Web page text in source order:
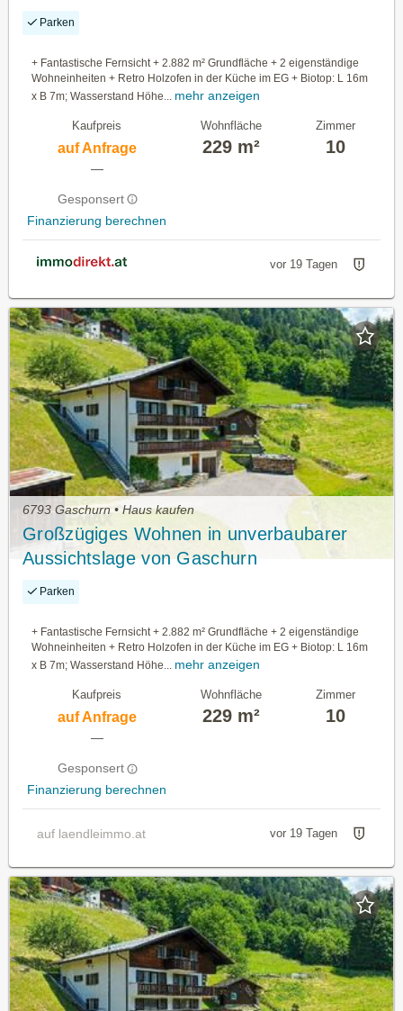
Parken
+ Fantastische Fernsicht + 2.882 m² Grundfläche + 2 eigenständige
Wohneinheiten + Retro Holzofen in der Küche im EG + Biotop: L 16m
x B 7m; Wasserstand Höhe... mehr anzeigen
Kaufpreis
auf Anfrage
—
Gesponsert
Finanzierung berechnen
Wohnfläche
229 m²
Zimmer
10
vor 19 Tagen
6793 Gaschurn • Haus kaufen
Großzügiges Wohnen in unverbaubarer
Aussichtslage von Gaschurn
Parken
+ Fantastische Fernsicht + 2.882 m² Grundfläche + 2 eigenständige
Wohneinheiten + Retro Holzofen in der Küche im EG + Biotop: L 16m
x B 7m; Wasserstand Höhe... mehr anzeigen
Kaufpreis
auf Anfrage
—
Gesponsert
Finanzierung berechnen
Wohnfläche
229 m²
Zimmer
10
auf laendleimmo.at vor 19 Tagen